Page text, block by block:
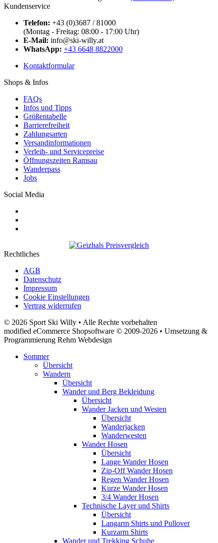
Kundenservice
Telefon: +43 (0)3687 / 81000
(Montag - Freitag: 08:00 - 17:00 Uhr)
E-Mail: info@ski-willy.at
WhatsApp: +43 6648 8822000
Kontaktformular
Shops & Infos
FAQs
Infos und Tipps
Größentabelle
Barrierefreiheit
Zahlungsarten
Versandinformationen
Verleih- und Servicepreise
Öffnungszeiten Ramsau
Wanderpass
Jobs
Social Media
Rechtliches
AGB
Datenschutz
Impressum
Cookie Einstellungen
Vertrag widerrufen
© 2026 Sport Ski Willy • Alle Rechte vorbehalten
modified eCommerce Shopsoftware © 2009-2026 • Umsetzung &
Programmierung Rehm Webdesign
Sommer
Übersicht
Wandern
Übersicht
Wander und Berg Bekleidung
Übersicht
Wander Jacken und Westen
Übersicht
Wanderjacken
Wanderwesten
Wander Hosen
Übersicht
Lange Wander Hosen
Zip-Off Wander Hosen
Regen Wander Hosen
Kurze Wander Hosen
3/4 Wander Hosen
Technische Layer und Shirts
Übersicht
Langarm Shirts und Pullover
Kurzarm Shirts
Wander und Trekking Schuhe